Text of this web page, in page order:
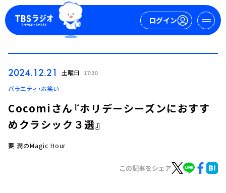
ログイン
ログイン
2024.12.21 土曜日 17:30
バラエティ・お笑い
Cocomiさん『ホリデーシーズンにおすす
めクラシック３選』
要 潤のMagic Hour
この記事をシェア